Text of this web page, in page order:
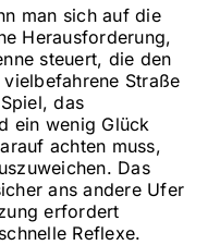
man sich auf die
Herausforderung,
steuert, die den
Straße
das
ein wenig Glück
achten muss,
Das
ans andere Ufer
erfordert
Reflexe.